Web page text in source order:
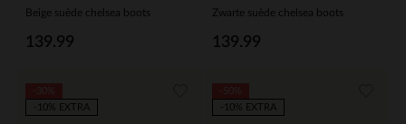
Beige suède chelsea boots
139.99
Zwarte suède chelsea boots
139.99
-10% EXTRA
-10% EXTRA